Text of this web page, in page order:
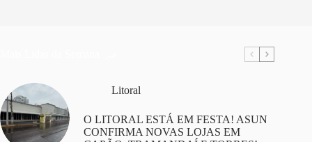
Litoral
O LITORAL ESTÁ EM FESTA! ASUN
CONFIRMA NOVAS LOJAS EM